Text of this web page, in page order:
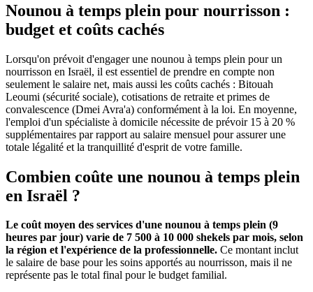
Nounou à temps plein pour nourrisson :
budget et coûts cachés
Lorsqu'on prévoit d'engager une nounou à temps plein pour un
nourrisson en Israël, il est essentiel de prendre en compte non
seulement le salaire net, mais aussi les coûts cachés : Bitouah
Leoumi (sécurité sociale), cotisations de retraite et primes de
convalescence (Dmei Avra'a) conformément à la loi. En moyenne,
l'emploi d'un spécialiste à domicile nécessite de prévoir 15 à 20 %
supplémentaires par rapport au salaire mensuel pour assurer une
totale légalité et la tranquillité d'esprit de votre famille.
Combien coûte une nounou à temps plein
en Israël ?
Le coût moyen des services d'une nounou à temps plein (9
heures par jour) varie de 7 500 à 10 000 shekels par mois, selon
la région et l'expérience de la professionnelle. Ce montant inclut
le salaire de base pour les soins apportés au nourrisson, mais il ne
représente pas le total final pour le budget familial.